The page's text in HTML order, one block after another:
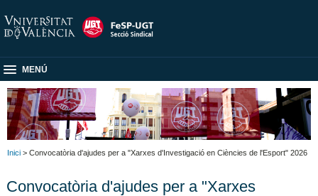
MENÚ
Inici > Convocatòria d'ajudes per a "Xarxes d'Investigació en Ciències de l'Esport" 2026
Convocatòria d'ajudes per a "Xarxes